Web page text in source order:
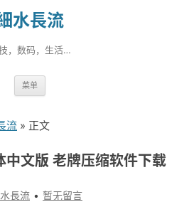
水長流
，数码，生活…
菜单
到
容
流 » 正文
中文版 老牌压缩软件下载
長流 暂无留言